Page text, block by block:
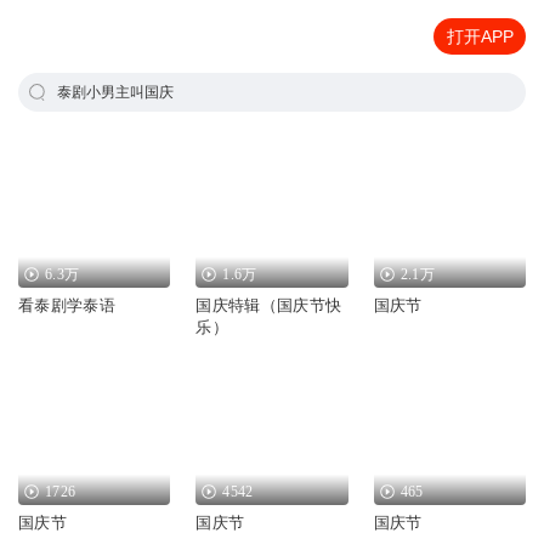
打开APP
泰剧小男主叫国庆
6.3万
看泰剧学泰语
1.6万
国庆特辑（国庆节快
乐）
2.1万
国庆节
1726
国庆节
4542
国庆节
465
国庆节